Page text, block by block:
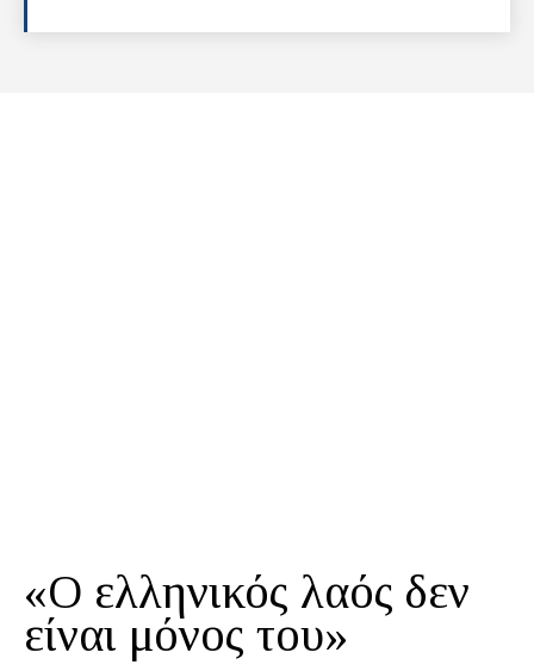
«Ο ελληνικός λαός δεν
είναι μόνος του»